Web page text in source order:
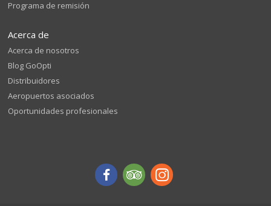
Programa de remisión
Acerca de
Acerca de nosotros
Blog GoOpti
Distribuidores
Aeropuertos asociados
Oportunidades profesionales